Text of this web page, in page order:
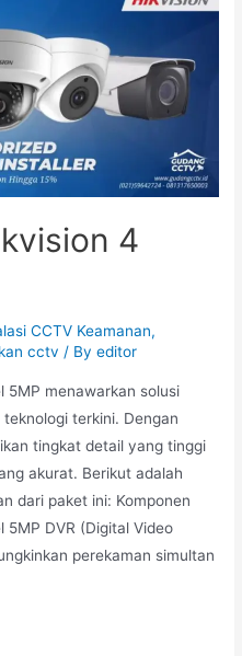
4
CCTV Keamanan,
cctv / Byeditor
5MP menawarkan solusi
terkini. Dengan
tingkat detail yang tinggi
akurat. Berikut adalah
dari paket ini: Komponen
5MP DVR (Digital Video
perekaman simultan